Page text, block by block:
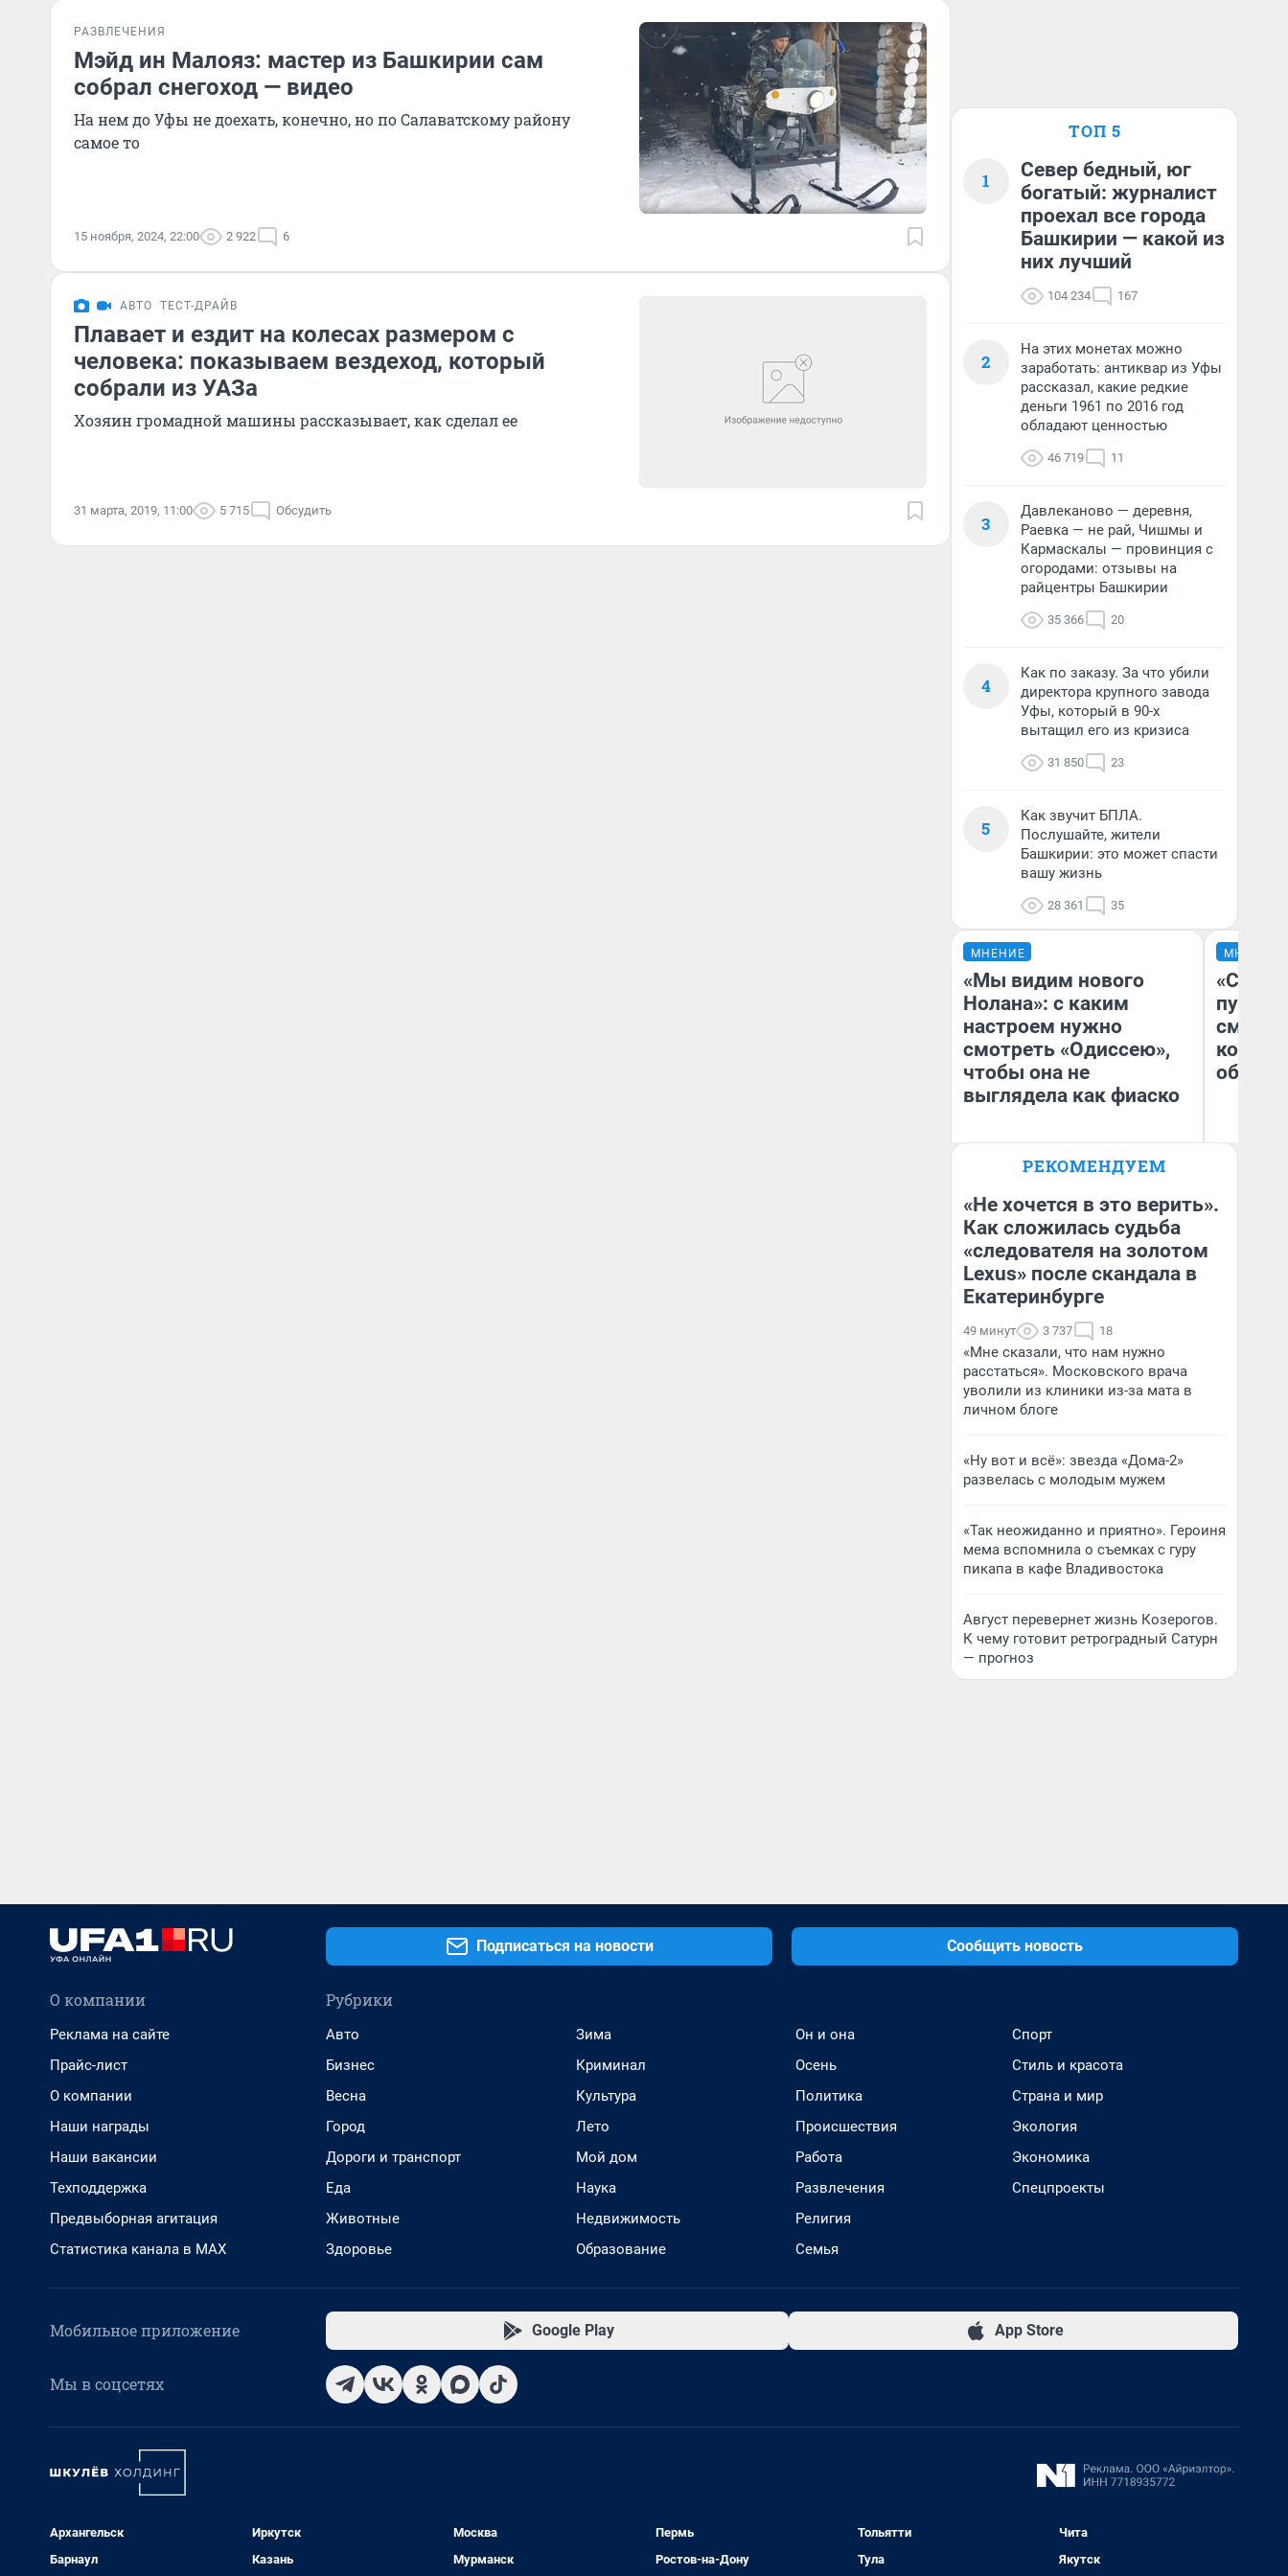
РАЗВЛЕЧЕНИЯ
Мэйд ин Малояз: мастер из Башкирии сам
собрал снегоход — видео
На нем до Уфы не доехать, конечно, но по Салаватскому району
самое то
15 ноября, 2024, 22:00 2 922 6
АВТО ТЕСТ-ДРАЙВ
Плавает и ездит на колесах размером с
человека: показываем вездеход, который
собрали из УАЗа
Хозяин громадной машины рассказывает, как сделал ее
31 марта, 2019, 11:00 5 715 Обсудить
ТОП 5
1
Север бедный, юг
богатый: журналист
проехал все города
Башкирии — какой из
них лучший
104 234 167
2
На этих монетах можно
заработать: антиквар из Уфы
рассказал, какие редкие
деньги 1961 по 2016 год
обладают ценностью
46 719 11
3
Давлеканово — деревня,
Раевка — не рай, Чишмы и
Кармаскалы — провинция с
огородами: отзывы на
райцентры Башкирии
35 366 20
4
Как по заказу. За что убили
директора крупного завода
Уфы, который в 90-х
вытащил его из кризиса
31 850 23
5
Как звучит БПЛА.
Послушайте, жители
Башкирии: это может спасти
вашу жизнь
28 361 35
МНЕНИЕ
«Мы видим нового
Нолана»: с каким
настроем нужно
смотреть «Одиссею»,
чтобы она не
выглядела как фиаско
Надежда Губарь
МНЕНИЕ
РЕКОМЕНДУЕМ
«Не хочется в это верить».
Как сложилась судьба
«следователя на золотом
Lexus» после скандала в
Екатеринбурге
49 минут 3 737 18
«Мне сказали, что нам нужно
расстаться». Московского врача
уволили из клиники из-за мата в
личном блоге
«Ну вот и всё»: звезда «Дома-2»
развелась с молодым мужем
«Так неожиданно и приятно». Героиня
мема вспомнила о съемках с гуру
пикапа в кафе Владивостока
Август перевернет жизнь Козерогов.
К чему готовит ретроградный Сатурн
— прогноз
Подписаться на новости Сообщить новость
О компании
Реклама на сайте
Прайс-лист
О компании
Наши награды
Наши вакансии
Техподдержка
Предвыборная агитация
Статистика канала в MAX
Рубрики
Авто
Бизнес
Весна
Город
Дороги и транспорт
Еда
Животные
Здоровье
Зима
Криминал
Культура
Лето
Мой дом
Наука
Недвижимость
Образование
Он и она
Осень
Политика
Происшествия
Работа
Развлечения
Религия
Семья
Спорт
Стиль и красота
Страна и мир
Экология
Экономика
Спецпроекты
Мобильное приложение Google Play App Store
Мы в соцсетях
Архангельск
Барнаул
Иркутск
Казань
Москва
Мурманск
Пермь
Ростов-на-Дону
Тольятти
Тула
Чита
Якутск